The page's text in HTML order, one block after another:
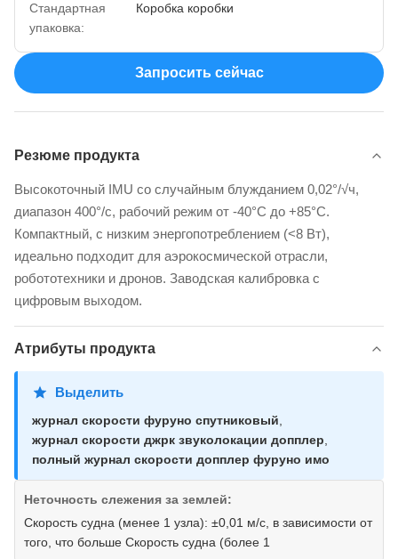
Стандартная
упаковка:
Коробка коробки
Запросить сейчас
Резюме продукта
Высокоточный IMU со случайным блужданием 0,02°/√ч,
диапазон 400°/с, рабочий режим от -40°C до +85°C.
Компактный, с низким энергопотреблением (<8 Вт),
идеально подходит для аэрокосмической отрасли,
робототехники и дронов. Заводская калибровка с
цифровым выходом.
Атрибуты продукта
Выделить
журнал скорости фуруно спутниковый
журнал скорости джрк звуколокации допплер
полный журнал скорости допплер фуруно имо
Неточность слежения за землей:
Скорость судна (менее 1 узла): ±0,01 м/с, в зависимости от
того, что больше Скорость судна (более 1